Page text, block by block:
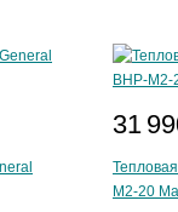
31
M2-20